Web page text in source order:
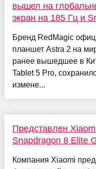
вышел на
экран на 185 Гц и
Бренд RedMagic
планшет Astra 2 на
ранее вышедшее в
Tablet 5 Pro,
измене...
Представлен
Snapdragon 8 Elite
Компания Xiaomi